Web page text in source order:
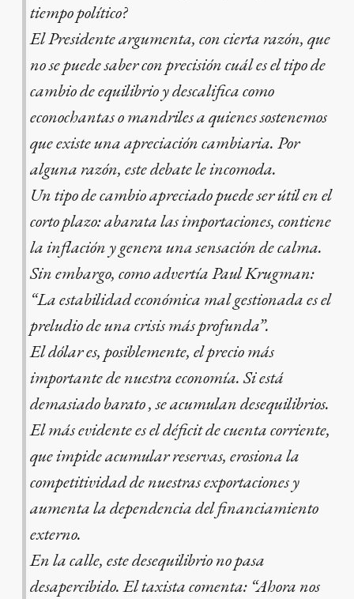
tiempo político?
El Presidente argumenta, con cierta razón, que
no se puede saber con precisión cuál es el tipo de
cambio de equilibrio y descalifica como
econochantas o mandriles a quienes sostenemos
que existe una apreciación cambiaria. Por
alguna razón, este debate le incomoda.
Un tipo de cambio apreciado puede ser útil en el
corto plazo: abarata las importaciones, contiene
la inflación y genera una sensación de calma.
Sin embargo, como advertía Paul Krugman:
“La estabilidad económica mal gestionada es el
preludio de una crisis más profunda”.
El dólar es, posiblemente, el precio más
importante de nuestra economía. Si está
demasiado barato , se acumulan desequilibrios.
El más evidente es el déficit de cuenta corriente,
que impide acumular reservas, erosiona la
competitividad de nuestras exportaciones y
aumenta la dependencia del financiamiento
externo.
En la calle, este desequilibrio no pasa
desapercibido. El taxista comenta: “Ahora nos